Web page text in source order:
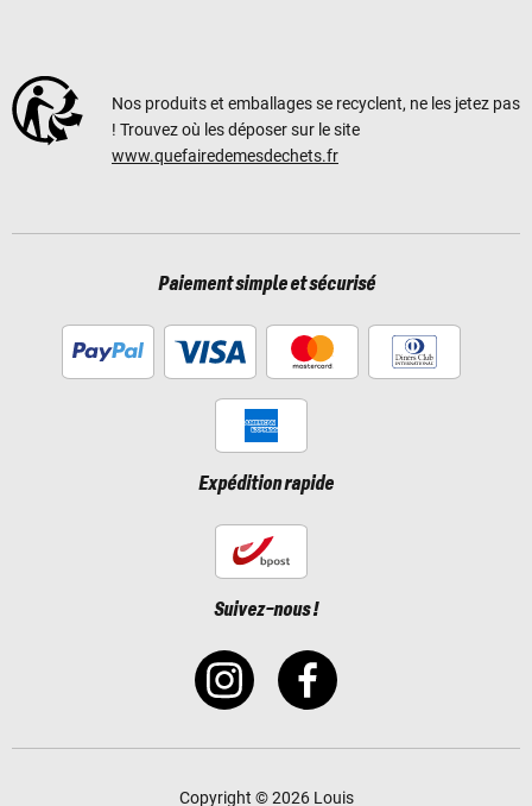
Nos produits et emballages se recyclent, ne les jetez pas
! Trouvez où les déposer sur le site
www.quefairedemesdechets.fr
Paiement simple et sécurisé
Expédition rapide
Suivez-nous !
Copyright © 2026 Louis